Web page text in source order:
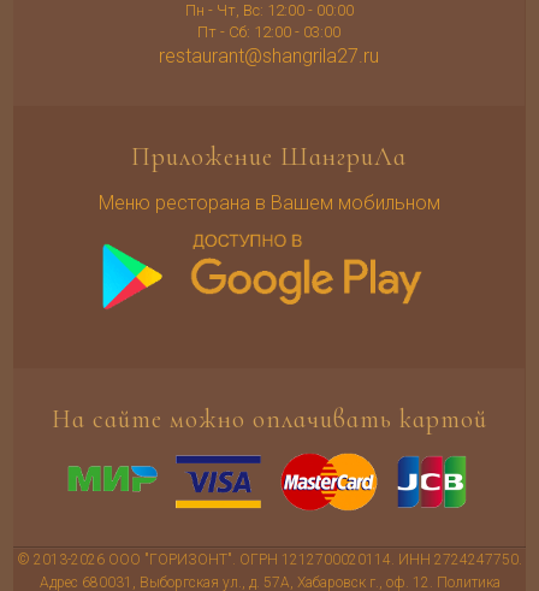
Пн - Чт, Вс: 12:00 - 00:00
Пт - Сб: 12:00 - 03:00
restaurant@shangrila27.ru
Приложение ШангриЛа
Меню ресторана в Вашем мобильном
На сайте можно оплачивать картой
© 2013-2026 ООО "ГОРИЗОНТ". ОГРН 1212700020114. ИНН 2724247750.
Адрес 680031, Выборгская ул., д. 57А, Хабаровск г., оф. 12. Политика